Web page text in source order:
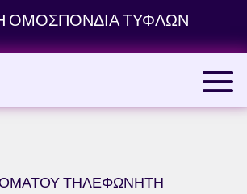
ΟΜΟΣΠΟΝΔΙΑ ΤΥΦΛΩΝ
ΤΗΛΕΦΩΝΗΤΗ